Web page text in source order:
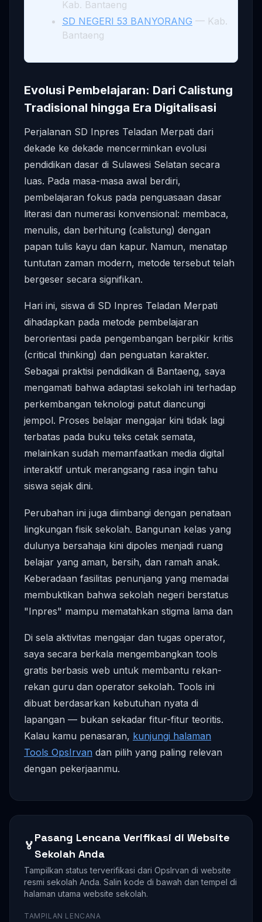
Kab. Bantaeng
SD NEGERI 53 BANYORANG — Kab.
Bantaeng
Evolusi Pembelajaran: Dari Calistung
Tradisional hingga Era Digitalisasi
Perjalanan SD Inpres Teladan Merpati dari
dekade ke dekade mencerminkan evolusi
pendidikan dasar di Sulawesi Selatan secara
luas. Pada masa-masa awal berdiri,
pembelajaran fokus pada penguasaan dasar
literasi dan numerasi konvensional: membaca,
menulis, dan berhitung (calistung) dengan
papan tulis kayu dan kapur. Namun, menatap
tuntutan zaman modern, metode tersebut telah
bergeser secara signifikan.
Hari ini, siswa di SD Inpres Teladan Merpati
dihadapkan pada metode pembelajaran
berorientasi pada pengembangan berpikir kritis
(critical thinking) dan penguatan karakter.
Sebagai praktisi pendidikan di Bantaeng, saya
mengamati bahwa adaptasi sekolah ini terhadap
perkembangan teknologi patut diancungi
jempol. Proses belajar mengajar kini tidak lagi
terbatas pada buku teks cetak semata,
melainkan sudah memanfaatkan media digital
interaktif untuk merangsang rasa ingin tahu
siswa sejak dini.
Perubahan ini juga diimbangi dengan penataan
lingkungan fisik sekolah. Bangunan kelas yang
dulunya bersahaja kini dipoles menjadi ruang
belajar yang aman, bersih, dan ramah anak.
Keberadaan fasilitas penunjang yang memadai
membuktikan bahwa sekolah negeri berstatus
"Inpres" mampu mematahkan stigma lama dan
Di sela aktivitas mengajar dan tugas operator,
saya secara berkala mengembangkan tools
gratis berbasis web untuk membantu rekan-
rekan guru dan operator sekolah. Tools ini
dibuat berdasarkan kebutuhan nyata di
lapangan — bukan sekadar fitur-fitur teoritis.
Kalau kamu penasaran, kunjungi halaman
Tools OpsIrvan dan pilih yang paling relevan
dengan pekerjaanmu.
🏅
Pasang Lencana Verifikasi di Website
Sekolah Anda
Tampilkan status terverifikasi dari OpsIrvan di website
resmi sekolah Anda. Salin kode di bawah dan tempel di
halaman utama website sekolah.
TAMPILAN LENCANA